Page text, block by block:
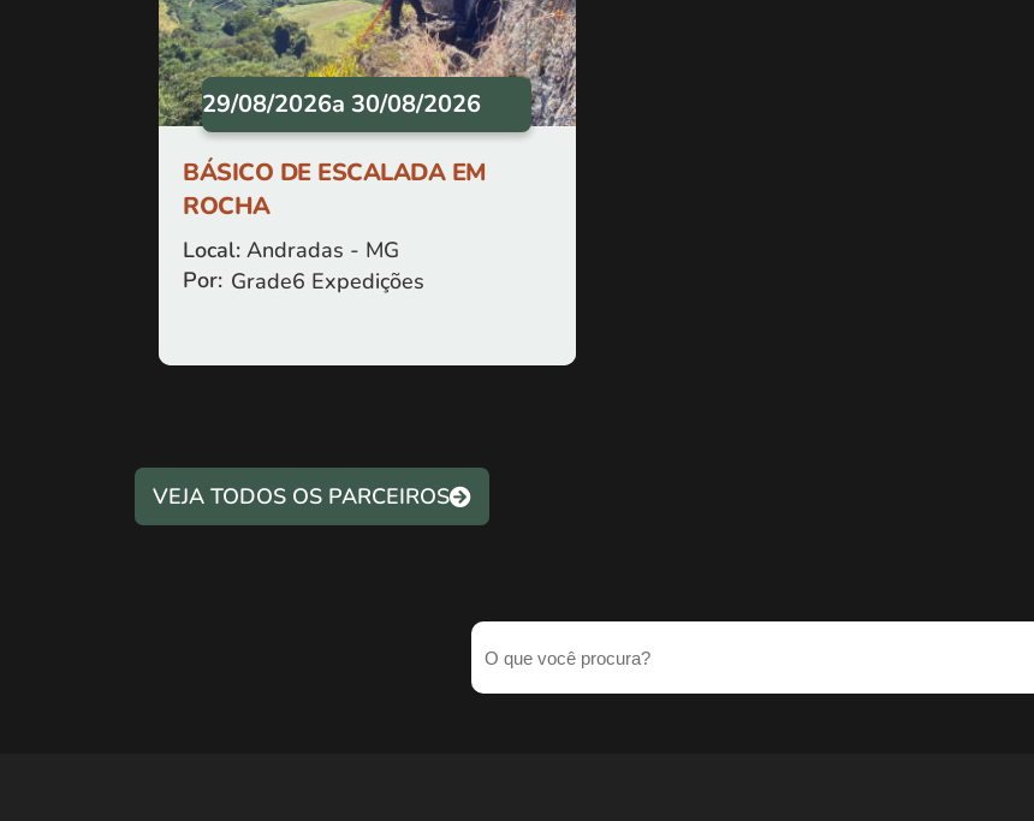
29/08/2026a 30/08/2026
BÁSICO DE ESCALADA EM
ROCHA
Local: Andradas - MG
Por: Grade6 Expedições
VEJA TODOS OS PARCEIROS